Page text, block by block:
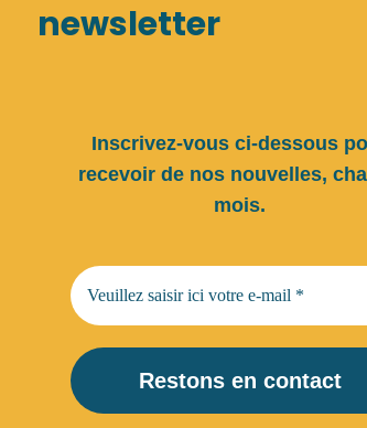
newsletter
Inscrivez-vous ci-dessous
recevoir de nos nouvelles,
mois.